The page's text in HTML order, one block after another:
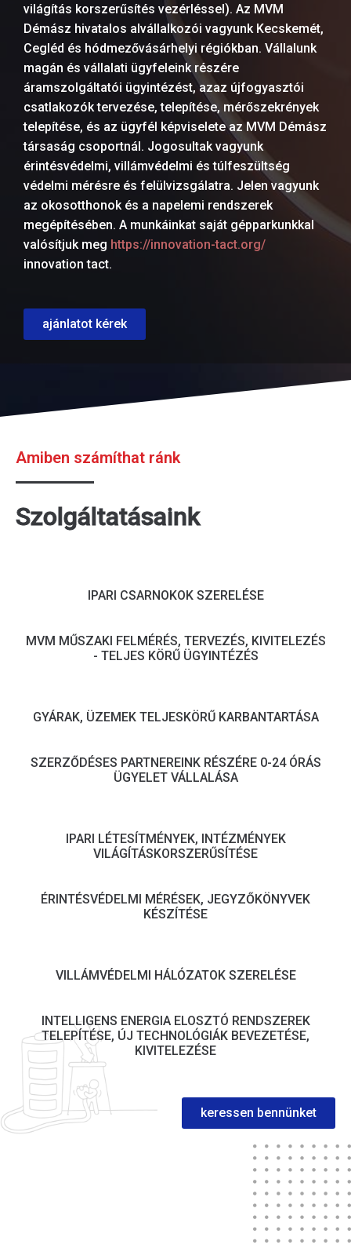
világítás korszerűsítés vezérléssel). Az MVM
Démász hivatalos alvállalkozói vagyunk Kecskemét,
Cegléd és hódmezővásárhelyi régiókban. Vállalunk
magán és vállalati ügyfeleink részére
áramszolgáltatói ügyintézést, azaz újfogyasztói
csatlakozók tervezése, telepítése, mérőszekrények
telepítése, és az ügyfél képviselete az MVM Démász
társaság csoportnál. Jogosultak vagyunk
érintésvédelmi, villámvédelmi és túlfeszültség
védelmi mérésre és felülvizsgálatra. Jelen vagyunk
az okosotthonok és a napelemi rendszerek
megépítésében. A munkáinkat saját gépparkunkkal
valósítjuk meg https://innovation-tact.org/
innovation tact.
ajánlatot kérek
Amiben számíthat ránk
Szolgáltatásaink
IPARI CSARNOKOK SZERELÉSE
MVM MŰSZAKI FELMÉRÉS, TERVEZÉS, KIVITELEZÉS
- TELJES KÖRŰ ÜGYINTÉZÉS
GYÁRAK, ÜZEMEK TELJESKÖRŰ KARBANTARTÁSA
SZERZŐDÉSES PARTNEREINK RÉSZÉRE 0-24 ÓRÁS
ÜGYELET VÁLLALÁSA
IPARI LÉTESÍTMÉNYEK, INTÉZMÉNYEK
VILÁGÍTÁSKORSZERŰSÍTÉSE
ÉRINTÉSVÉDELMI MÉRÉSEK, JEGYZŐKÖNYVEK
KÉSZÍTÉSE
VILLÁMVÉDELMI HÁLÓZATOK SZERELÉSE
INTELLIGENS ENERGIA ELOSZTÓ RENDSZEREK
TELEPÍTÉSE, ÚJ TECHNOLÓGIÁK BEVEZETÉSE,
KIVITELEZÉSE
keressen bennünket